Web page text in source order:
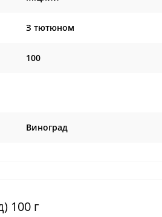
З тютюном
100
Виноград
100 г